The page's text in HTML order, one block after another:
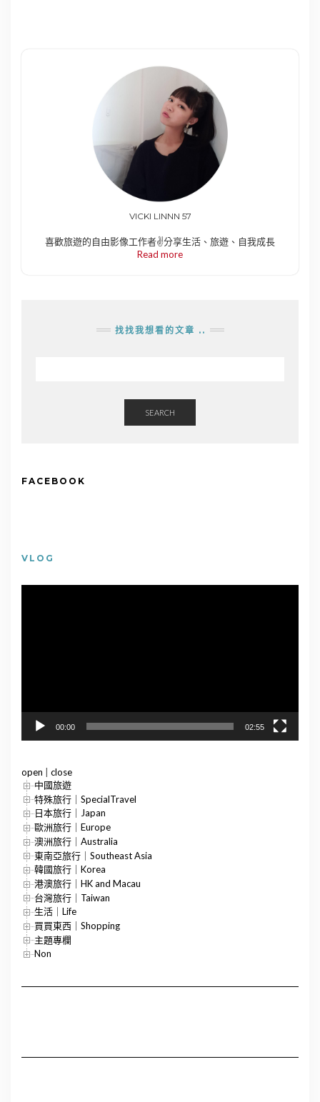
VICKI LINNN 57
喜歡旅遊的自由影像工作者✌️分享生活、旅遊、自我成長
Read more
找找我想看的文章 ..
SEARCH
FACEBOOK
VLOG
00:00 02:55
open
close
中國旅遊
特殊旅行｜SpecialTravel
日本旅行｜Japan
歐洲旅行｜Europe
澳洲旅行｜Australia
東南亞旅行｜Southeast Asia
韓國旅行｜Korea
港澳旅行｜HK and Macau
台灣旅行｜Taiwan
生活｜Life
買買東西｜Shopping
主題專欄
Non